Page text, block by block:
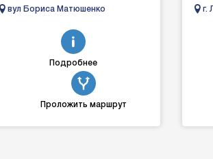
витягнемо й заванта...
вул Бориса Матюшенко
Подробнее
Проложить маршрут
г.